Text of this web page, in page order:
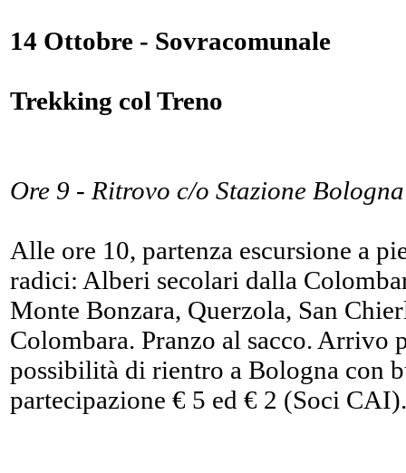
14 Ottobre - Sovracomunale
Trekking col Treno
Ore 9 - Ritrovo c/o Stazione
Alle ore 10, partenza escursione a
radici: Alberi secolari dalla
Monte Bonzara, Querzola, San
Colombara. Pranzo al sacco. Arrivo
possibilità di rientro a Bologna con
partecipazione € 5 ed € 2 (Soci